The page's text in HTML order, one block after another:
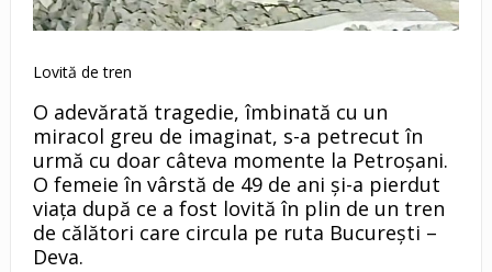
Lovită de tren
O adevărată tragedie, îmbinată cu un
miracol greu de imaginat, s-a petrecut în
urmă cu doar câteva momente la Petroșani.
O femeie în vârstă de 49 de ani și-a pierdut
viața după ce a fost lovită în plin de un tren
de călători care circula pe ruta București –
Deva.